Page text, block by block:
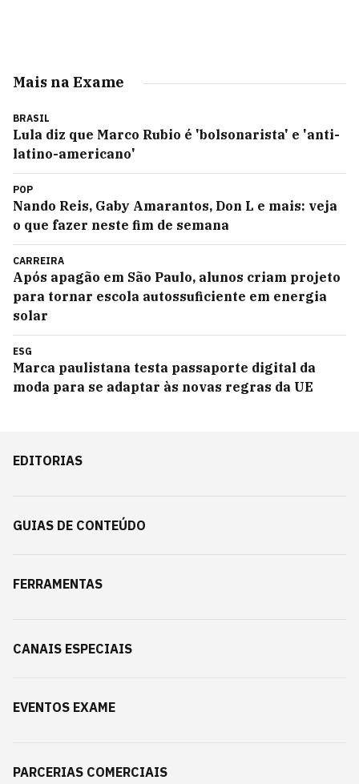
Mais na Exame
BRASIL
Lula diz que Marco Rubio é 'bolsonarista' e 'anti-
latino-americano'
POP
Nando Reis, Gaby Amarantos, Don L e mais: veja
o que fazer neste fim de semana
CARREIRA
Após apagão em São Paulo, alunos criam projeto
para tornar escola autossuficiente em energia
solar
ESG
Marca paulistana testa passaporte digital da
moda para se adaptar às novas regras da UE
EDITORIAS
GUIAS DE CONTEÚDO
FERRAMENTAS
CANAIS ESPECIAIS
EVENTOS EXAME
PARCERIAS COMERCIAIS